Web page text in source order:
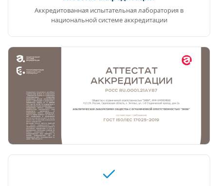
Аккредитованная испытательная лаборатория в
национальной системе аккредитации